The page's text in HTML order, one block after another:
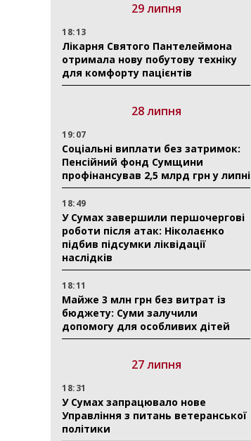
29 липня
18:13
Лікарня Святого Пантелеймона
отримала нову побутову техніку
для комфорту пацієнтів
28 липня
19:07
Соціальні виплати без затримок:
Пенсійний фонд Сумщини
профінансував 2,5 млрд грн у липні
18:49
У Сумах завершили першочергові
роботи після атак: Ніколаєнко
підбив підсумки ліквідації
наслідків
18:11
Майже 3 млн грн без витрат із
бюджету: Суми залучили
допомогу для особливих дітей
27 липня
18:31
У Сумах запрацювало нове
Управління з питань ветеранської
політики